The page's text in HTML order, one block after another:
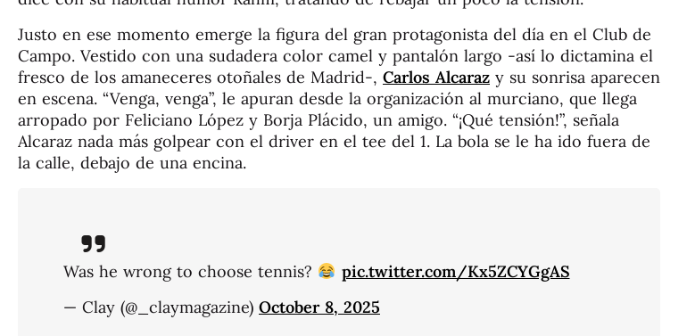
Justo en ese momento emerge la figura del gran protagonista del día en el Club de
Campo. Vestido con una sudadera color camel y pantalón largo -así lo dictamina el
fresco de los amaneceres otoñales de Madrid-, Carlos Alcaraz y su sonrisa aparecen
en escena. “Venga, venga”, le apuran desde la organización al murciano, que llega
arropado por Feliciano López y Borja Plácido, un amigo. “¡Qué tensión!”, señala
Alcaraz nada más golpear con el driver en el tee del 1. La bola se le ha ido fuera de
la calle, debajo de una encina.
Was he wrong to choose tennis?
pic.twitter.com/Kx5ZCYGgAS
— Clay (@_claymagazine) October 8, 2025